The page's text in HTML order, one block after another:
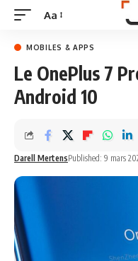
Aa
MOBILES & APPS
Le OnePlus 7
Android 10
Darell MertensPublished: 9 mars